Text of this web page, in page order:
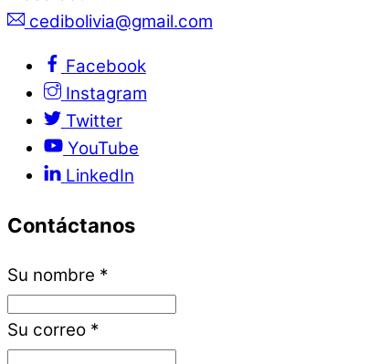
cedibolivia@gmail.com
Facebook
Instagram
Twitter
YouTube
LinkedIn
Contáctanos
Su nombre *
Su correo *